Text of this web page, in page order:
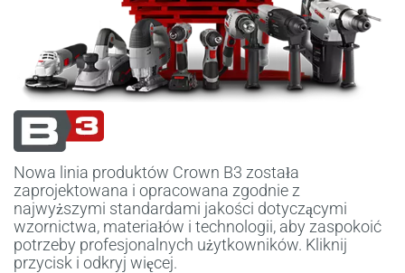
Nowa linia produktów Crown B3 została
zaprojektowana i opracowana zgodnie z
najwyższymi standardami jakości dotyczącymi
wzornictwa, materiałów i technologii, aby zaspokoić
potrzeby profesjonalnych użytkowników. Kliknij
przycisk i odkryj więcej.